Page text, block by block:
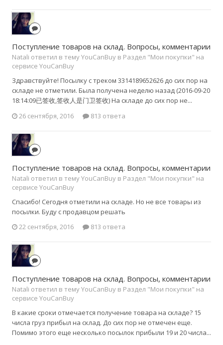
Поступление товаров на склад. Вопросы, комментарии
Natali ответил в тему YouCanBuy в Раздел "Мои покупки" на
сервисе YouCanBuy
Здравствуйте! Посылку с треком 3314189652626 до сих пор на
складе не отметили. Была получена неделю назад (2016-09-20
18:14:09已签收,签收人是门卫签收) На складе до сих пор не...
26 сентября, 2016
813 ответа
Поступление товаров на склад. Вопросы, комментарии
Natali ответил в тему YouCanBuy в Раздел "Мои покупки" на
сервисе YouCanBuy
Спасибо! Сегодня отметили на складе. Но не все товары из
посылки. Буду с продавцом решать
22 сентября, 2016
813 ответа
Поступление товаров на склад. Вопросы, комментарии
Natali ответил в тему YouCanBuy в Раздел "Мои покупки" на
сервисе YouCanBuy
В какие сроки отмечается получение товара на складе? 15
числа груз прибыл на склад. До сих пор не отмечен еще.
Помимо этого еще несколько посылок прибыли 19 и 20 числа...